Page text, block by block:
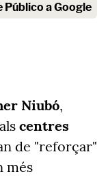
Público a Google
Niubó,
centres
de "reforçar"
més